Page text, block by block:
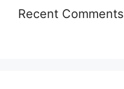
Recent Comments